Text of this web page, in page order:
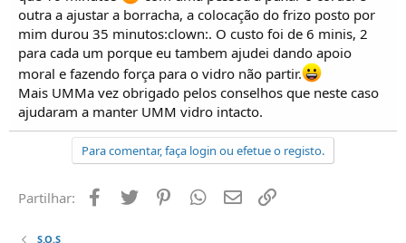
outra a ajustar a borracha, a colocação do frizo posto por
mim durou 35 minutos:clown:. O custo foi de 6 minis, 2
para cada um porque eu tambem ajudei dando apoio
moral e fazendo força para o vidro não partir.
Mais UMMa vez obrigado pelos conselhos que neste caso
ajudaram a manter UMM vidro intacto.
Para comentar, faça login ou efetue o registo.
Partilhar: Facebook
Twitter PinterestWhatsapp
Email
S.O.S